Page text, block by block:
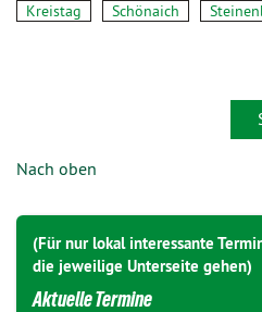
Kreistag Schönaich
Nach oben
(Für nur lokal interessante
die jeweilige Unterseite gehen)
Aktuelle Termine